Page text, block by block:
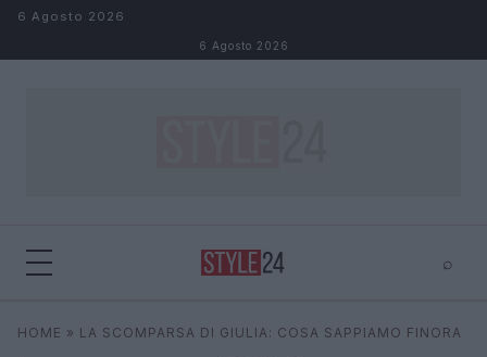
Salta al contenuto
6 Agosto 2026
6 Agosto 2026
⌕
Cerca ⌕ ×
HOME » LA SCOMPARSA DI GIULIA: COSA SAPPIAMO FINORA